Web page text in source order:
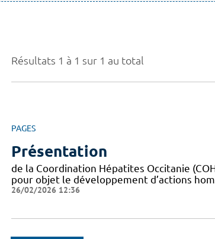
Résultats 1 à 1 sur 1 au total
PAGES
Présentation
de la Coordination Hépatites Occitanie
pour objet le développement d’actions
26/02/2026 12:36